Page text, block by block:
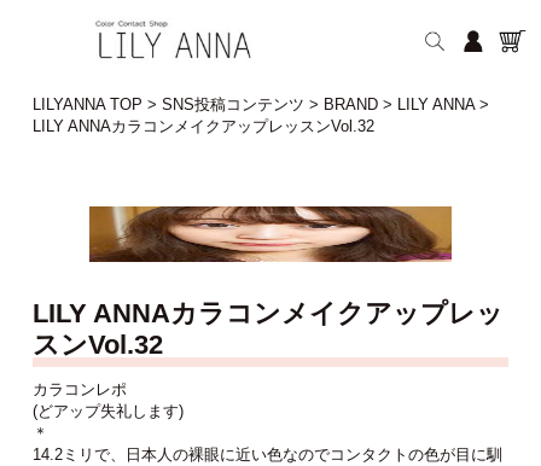
LILYANNA TOP > SNS投稿コンテンツ > BRAND> LILY ANNA>
LILY ANNAカラコンメイクアップレッスンVol.32
LILY ANNAカラコンメイクアップレッ
スンVol.32
カラコンレポ
(どアップ失礼します)
＊
14.2ミリで、日本人の裸眼に近い色なのでコンタクトの色が目に馴